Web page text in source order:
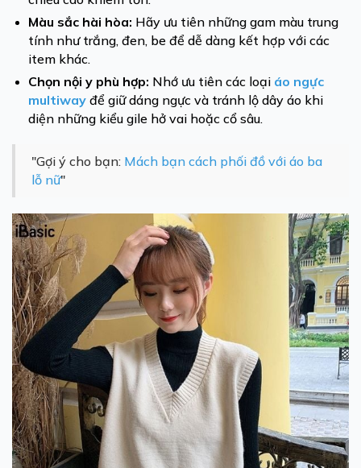
Màu sắc hài hòa: Hãy ưu tiên những gam màu trung
tính như trắng, đen, be để dễ dàng kết hợp với các
item khác.
Chọn nội y phù hợp: Nhớ ưu tiên các loại áo ngực
multiway để giữ dáng ngực và tránh lộ dây áo khi
diện những kiểu gile hở vai hoặc cổ sâu.
"Gợi ý cho bạn: Mách bạn cách phối đồ với áo ba
lỗ nữ"